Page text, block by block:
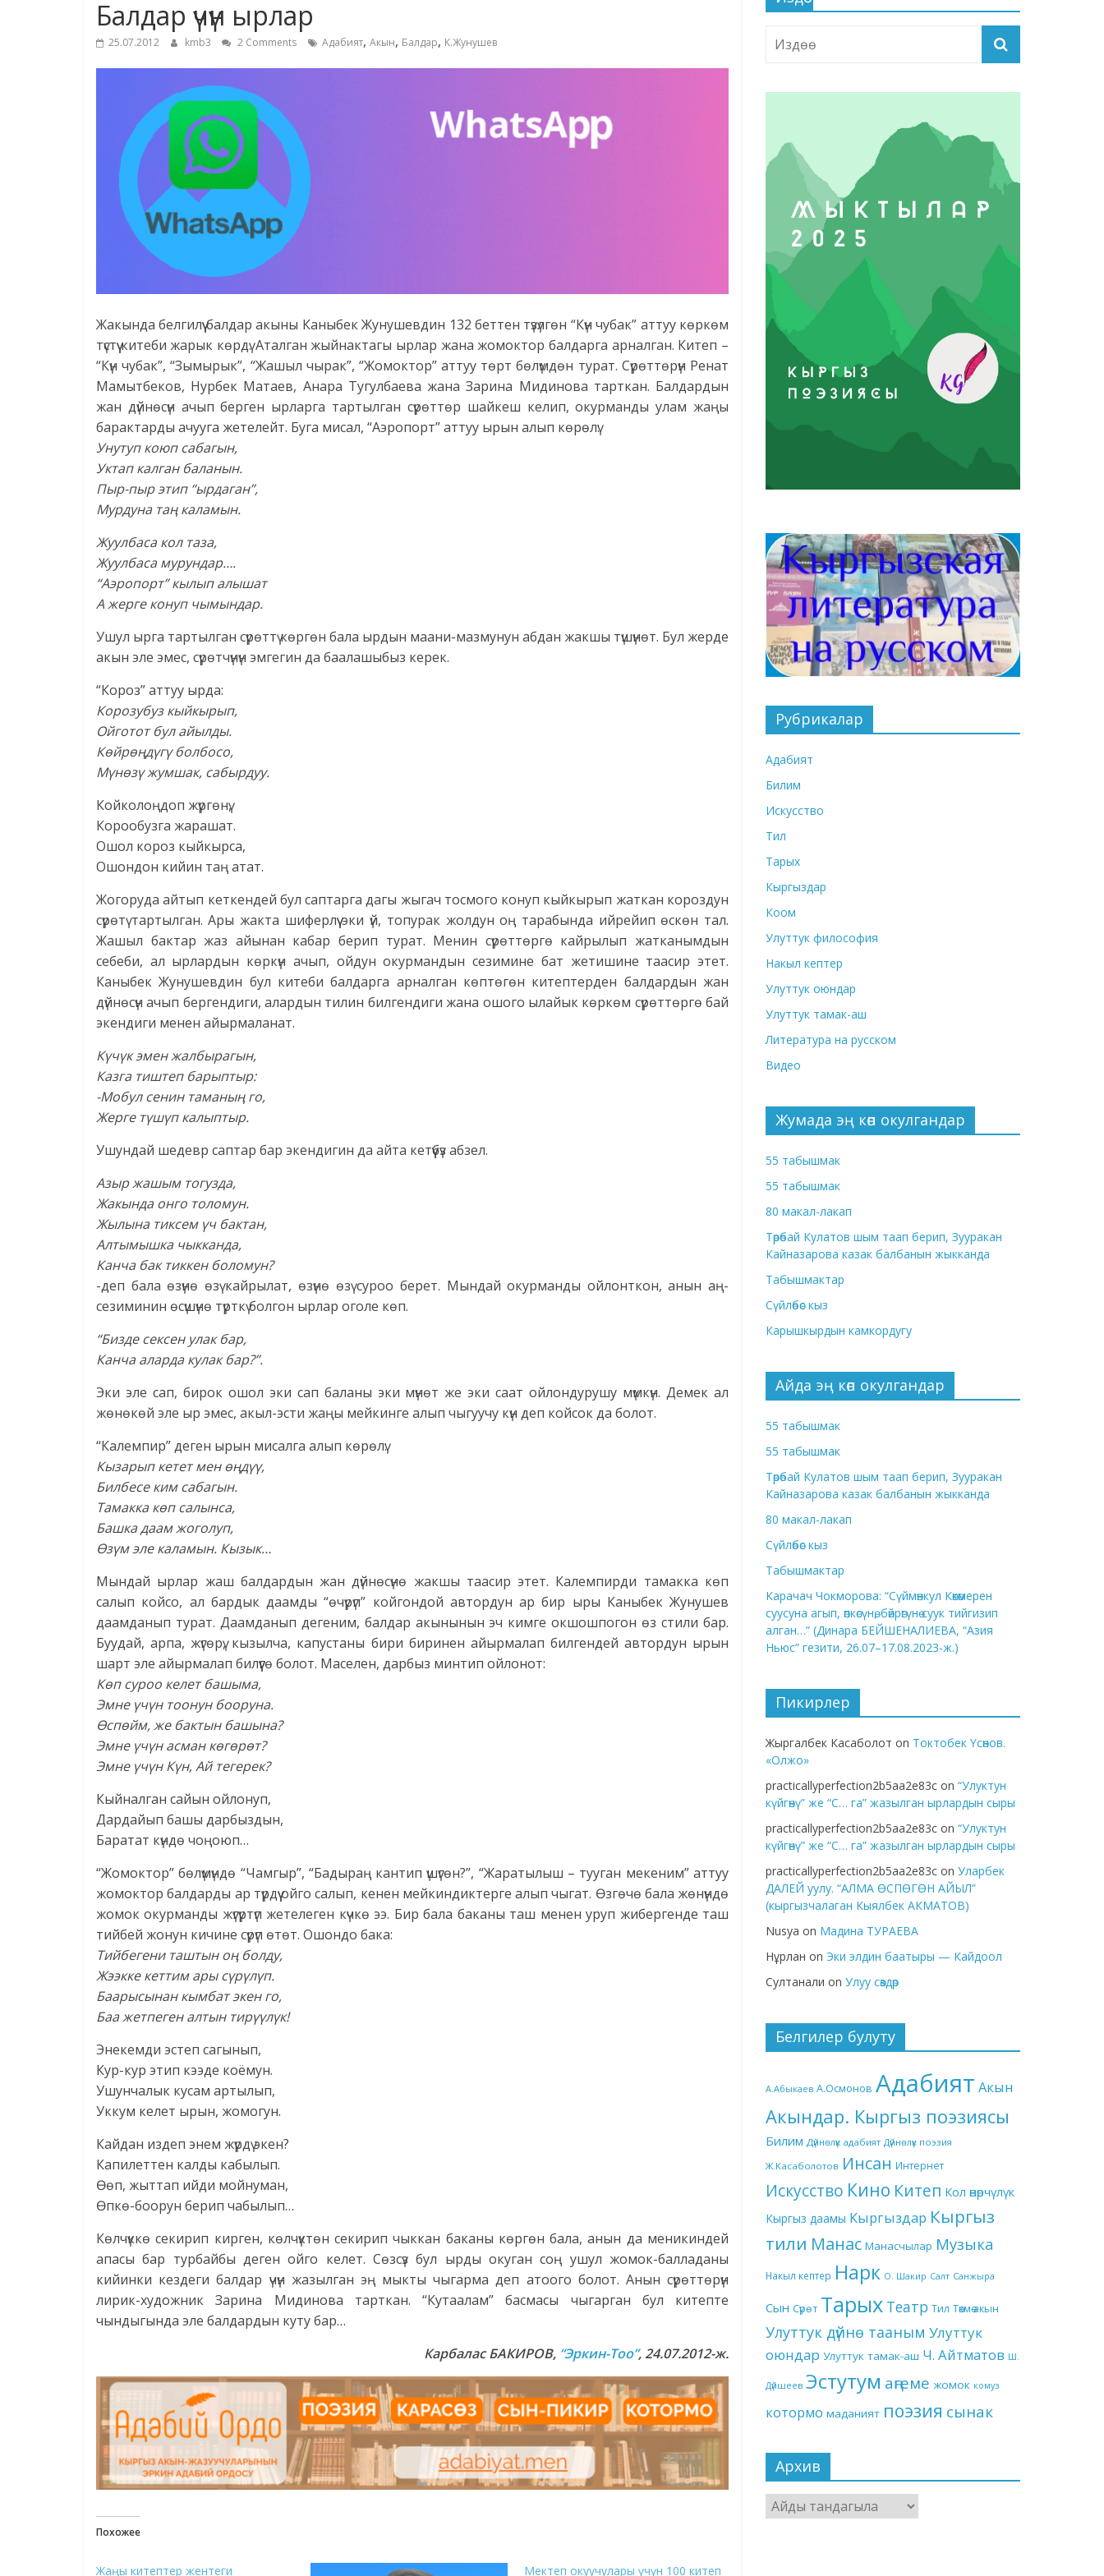
Балдар үчүн ырлар
25.07.2012 kmb3 2 Comments Адабият, Акын, Балдар, К.Жунушев
Жакында белгилүү балдар акыны Каныбек Жунушевдин 132 беттен түзүлгөн “Күн чубак” аттуу көркөм
түстүү китеби жарык көрдү. Аталган жыйнактагы ырлар жана жомоктор балдарга арналган. Китеп –
“Күн чубак”, “Зымырык”, “Жашыл чырак”, “Жомоктор” аттуу төрт бөлүмдөн турат. Сүрөттөрүн Ренат
Мамытбеков, Нурбек Матаев, Анара Тугулбаева жана Зарина Мидинова тарткан. Балдардын
жан дүйнөсүн ачып берген ырларга тартылган сүрөттөр шайкеш келип, окурманды улам жаңы
барактарды ачууга жетелейт. Буга мисал, “Аэропорт” аттуу ырын алып көрөлү:
Унутуп коюп сабагын,
Уктап калган баланын.
Пыр-пыр этип “ырдаган”,
Мурдуна таң каламын.
Жуулбаса кол таза,
Жуулбаса мурундар….
“Аэропорт” кылып алышат
А жерге конуп чымындар.
Ушул ырга тартылган сүрөттү көргөн бала ырдын маани-мазмунун абдан жакшы түшүнөт. Бул жерде
акын эле эмес, сүрөтчүнүн эмгегин да баалашыбыз керек.
“Короз” аттуу ырда:
Корозубуз кыйкырып,
Ойготот бул айылды.
Көйрөңдүгү болбосо,
Мүнөзү жумшак, сабырдуу.
Койколоңдоп жүргөнү,
Корообузга жарашат.
Ошол короз кыйкырса,
Ошондон кийин таң атат.
Жогоруда айтып кеткендей бул саптарга дагы жыгач тосмого конуп кыйкырып жаткан короздун
сүрөтү тартылган. Ары жакта шиферлүү эки үй, топурак жолдун оң тарабында ийрейип өскөн тал.
Жашыл бактар жаз айынан кабар берип турат. Менин сүрөттөргө кайрылып жатканымдын
себеби, ал ырлардын көркүн ачып, ойдун окурмандын сезимине бат жетишине таасир этет.
Каныбек Жунушевдин бул китеби балдарга арналган көптөгөн китептерден балдардын жан
дүйнөсүн ачып бергендиги, алардын тилин билгендиги жана ошого ылайык көркөм сүрөттөргө бай
экендиги менен айырмаланат.
Күчүк эмен жалбырагын,
Казга тиштеп барыптыр:
-Мобул сенин таманың го,
Жерге түшүп калыптыр.
Ушундай шедевр саптар бар экендигин да айта кетүүбүз абзел.
Азыр жашым тогузда,
Жакында онго толомун.
Жылына тиксем үч бактан,
Алтымышка чыкканда,
Канча бак тиккен боломун?
-деп бала өзүнө өзү кайрылат, өзүнө өзү суроо берет. Мындай окурманды ойлонткон, анын аң-
сезиминин өсүшүнө түрткү болгон ырлар оголе көп.
“Бизде сексен улак бар,
Канча аларда кулак бар?”.
Эки эле сап, бирок ошол эки сап баланы эки мүнөт же эки саат ойлондурушу мүмкүн. Демек ал
жөнөкөй эле ыр эмес, акыл-эсти жаңы мейкинге алып чыгуучу күн деп койсок да болот.
“Калемпир” деген ырын мисалга алып көрөлү:
Кызарып кетет мен өңдүү,
Билбесе ким сабагын.
Тамакка көп салынса,
Башка даам жоголуп,
Өзүм эле каламын. Кызык…
Мындай ырлар жаш балдардын жан дүйнөсүнө жакшы таасир этет. Калемпирди тамакка көп
салып койсо, ал бардык даамды “өчүрүп” койгондой автордун ар бир ыры Каныбек Жунушев
даамданып турат. Даамданып дегеним, балдар акынынын эч кимге окшошпогон өз стили бар.
Буудай, арпа, жүгөрү, кызылча, капустаны бири биринен айырмалап билгендей автордун ырын
шарт эле айырмалап билүүгө болот. Маселен, дарбыз минтип ойлонот:
Көп суроо келет башыма,
Эмне үчүн тоонун бооруна.
Өспөйм, же бактын башына?
Эмне үчүн асман көгөрөт?
Эмне үчүн Күн, Ай тегерек?
Кыйналган сайын ойлонуп,
Дардайып башы дарбыздын,
Баратат күндө чоңоюп…
“Жомоктор” бөлүмүндө “Чамгыр”, “Бадыраң кантип үшүгөн?”, “Жаратылыш – тууган мекеним” аттуу
жомоктор балдарды ар түрдүү ойго салып, кенен мейкиндиктерге алып чыгат. Өзгөчө бала жөнүндө
жомок окурманды жүгүртүп жетелеген күчкө ээ. Бир бала баканы таш менен уруп жибергенде таш
тийбей жонун кичине сүрүп өтөт. Ошондо бака:
Тийбегени таштын оң болду,
Жээкке кеттим ары сүрүлүп.
Баарысынан кымбат экен го,
Баа жетпеген алтын тирүүлүк!
Энекемди эстеп сагынып,
Кур-кур этип кээде коёмун.
Ушунчалык кусам артылып,
Уккум келет ырын, жомогун.
Кайдан издеп энем жүрдү экен?
Капилеттен калды кабылып.
Өөп, жыттап ийди мойнуман,
Өпкө-боорун берип чабылып…
Көлчүккө секирип кирген, көлчүктөн секирип чыккан баканы көргөн бала, анын да меникиндей
апасы бар турбайбы деген ойго келет. Сөзсүз бул ырды окуган соң ушул жомок-балладаны
кийинки кездеги балдар үчүн жазылган эң мыкты чыгарма деп атоого болот. Анын сүрөттөрүн
лирик-художник Зарина Мидинова тарткан. “Кутаалам” басмасы чыгарган бул китепте
чындыгында эле балдардын куту бар…
Карбалас БАКИРОВ, “Эркин-Тоо”, 24.07.2012-ж.
Похожее
Жаңы китептер жентеги Мектеп окуучулары үчүн 100 китеп
Рубрикалар
Адабият
Билим
Искусство
Тил
Тарых
Кыргыздар
Коом
Улуттук философия
Накыл кептер
Улуттук оюндар
Улуттук тамак-аш
Литература на русском
Видео
Жумада эң көп окулгандар
55 табышмак
55 табышмак
80 макал-лакап
Төрөбай Кулатов шым таап берип, Зууракан
Кайназарова казак балбанын жыкканда
Табышмактар
Сүйлөбөс кыз
Карышкырдын камкордугу
Айда эң көп окулгандар
55 табышмак
55 табышмак
Төрөбай Кулатов шым таап берип, Зууракан
Кайназарова казак балбанын жыкканда
80 макал-лакап
Сүйлөбөс кыз
Табышмактар
Карачач Чокморова: “Сүймөнкул Көкөмерен
суусуна агып, өпкөсүнө, бөйрөгүнө суук тийгизип
алган…” (Динара БЕЙШЕНАЛИЕВА, “Азия
Ньюс” гезити, 26.07–17.08.2023-ж.)
Пикирлер
Жыргалбек Касаболот on Токтобек Үсөнов.
«Олжо»
practicallyperfection2b5aa2e83c on “Улуктун
күйгөнү” же “С… га” жазылган ырлардын сыры
practicallyperfection2b5aa2e83c on “Улуктун
күйгөнү” же “С… га” жазылган ырлардын сыры
practicallyperfection2b5aa2e83c on Уларбек
ДАЛЕЙ уулу. “АЛМА ӨСПӨГӨН АЙЫЛ”
(кыргызчалаган Кыялбек АКМАТОВ)
Nusya on Мадина ТУРАЕВА
Нұрлан on Эки элдин баатыры — Кайдоол
Султанали on Улуу сөздөр
Белгилер булуту
А.Абыкаев А.Осмонов Адабият Акын
Акындар. Кыргыз поэзиясы
Билим Дүйнөлүк адабият Дүйнөлүк поэзия
Ж.Касаболотов Инсан Интернет
Искусство Кино Китеп Кол өнөрчүлүк
Кыргыз даамы Кыргыздар Кыргыз
тили Манас Манасчылар Музыка
Накыл кептер Нарк О. Шакир Салт Санжыра
Сын Сүрөт Тарых Театр Тил Төкмө акын
Улуттук дүйнө тааным Улуттук
оюндар Улуттук тамак-аш Ч. Айтматов Ш.
Дүйшеев Эстутум аңгеме жомок комуз
котормо маданият поэзия сынак
Архив
Архив